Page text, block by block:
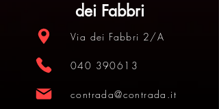
dei Fabbri
Via dei Fabbri 2/A
040 390613
contrada@contrada.it